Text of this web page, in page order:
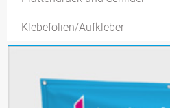
Klebefolien/Aufkleber